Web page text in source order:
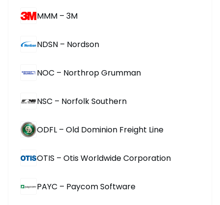
MMM – 3M
NDSN – Nordson
NOC – Northrop Grumman
NSC – Norfolk Southern
ODFL – Old Dominion Freight Line
OTIS – Otis Worldwide Corporation
PAYC – Paycom Software